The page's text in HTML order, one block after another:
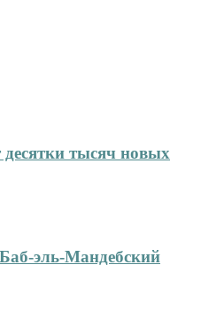
тысяч новых
эль-Мандебский